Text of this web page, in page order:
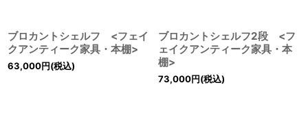
ブロカントシェルフ <フェイ
クアンティーク家具・本棚>
63,000円(税込)
ブロカントシェルフ2段 <フ
ェイクアンティーク家具・本
棚>
73,000円(税込)